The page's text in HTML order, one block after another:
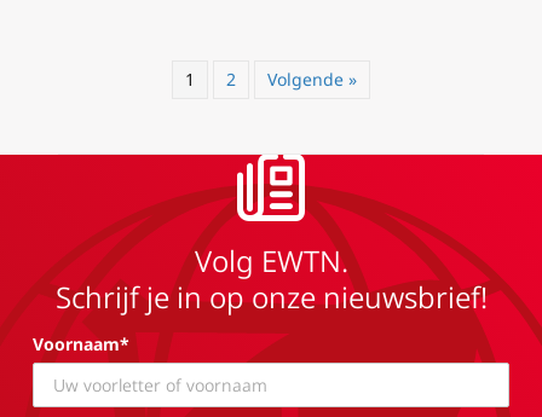
1 2 Volgende »
Volg EWTN.
Schrijf je in op onze nieuwsbrief!
Voornaam*